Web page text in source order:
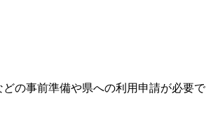
の事前準備や県への利用申請が必要で